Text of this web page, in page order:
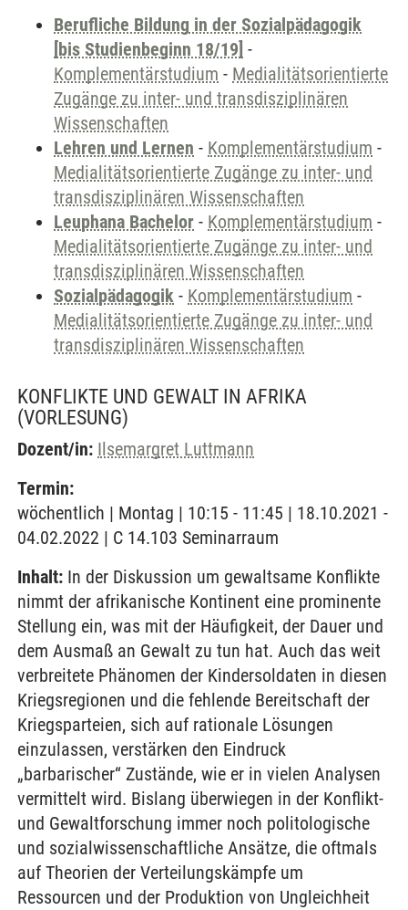
Berufliche Bildung in der Sozialpädagogik
[bis Studienbeginn 18/19] -
Komplementärstudium - Medialitätsorientierte
Zugänge zu inter- und transdisziplinären
Wissenschaften
Lehren und Lernen - Komplementärstudium -
Medialitätsorientierte Zugänge zu inter- und
transdisziplinären Wissenschaften
Leuphana Bachelor - Komplementärstudium -
Medialitätsorientierte Zugänge zu inter- und
transdisziplinären Wissenschaften
Sozialpädagogik - Komplementärstudium -
Medialitätsorientierte Zugänge zu inter- und
transdisziplinären Wissenschaften
KONFLIKTE UND GEWALT IN AFRIKA
(VORLESUNG)
Dozent/in: Ilsemargret Luttmann
Termin:
wöchentlich | Montag | 10:15 - 11:45 | 18.10.2021 -
04.02.2022 | C 14.103 Seminarraum
Inhalt: In der Diskussion um gewaltsame Konflikte
nimmt der afrikanische Kontinent eine prominente
Stellung ein, was mit der Häufigkeit, der Dauer und
dem Ausmaß an Gewalt zu tun hat. Auch das weit
verbreitete Phänomen der Kindersoldaten in diesen
Kriegsregionen und die fehlende Bereitschaft der
Kriegsparteien, sich auf rationale Lösungen
einzulassen, verstärken den Eindruck
„barbarischer“ Zustände, wie er in vielen Analysen
vermittelt wird. Bislang überwiegen in der Konflikt-
und Gewaltforschung immer noch politologische
und sozialwissenschaftliche Ansätze, die oftmals
auf Theorien der Verteilungskämpfe um
Ressourcen und der Produktion von Ungleichheit